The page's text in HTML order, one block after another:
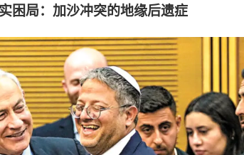
困局：加沙冲突的地缘后遗症